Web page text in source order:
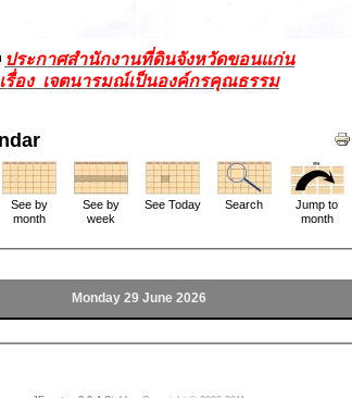
ประกาศสำนักงานที่ดินจังหวัดขอนแก่น
เรื่อง เจตนารมณ์เป็นองค์กรคุณธรรม
See by
month
See by
week
See Today Search
Jump to
month
Monday 29 June 2026